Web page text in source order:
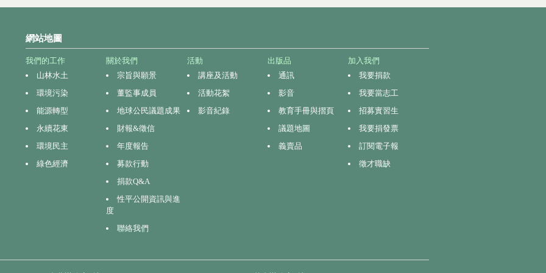
網站地圖
我們的工作
山林水土
環境污染
能源轉型
永續花東
環境民主
綠色經濟
關於我們
宗旨與願景
董監事成員
地球公民議題成果
財報&徵信
年度報告
募款行動
捐款Q&A
性平公開資訊與進
度
聯絡我們
活動
講座及活動
活動花絮
影音紀錄
出版品
通訊
影音
教育手冊與摺頁
議題地圖
義賣品
加入我們
我要捐款
我要當志工
招募實習生
我要捐發票
訂閱電子報
徵才職缺